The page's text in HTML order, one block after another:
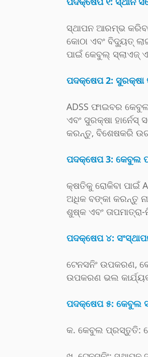
ସ୍ଥାପନ ଆରମ୍ଭ
କୋଠା ଏବଂ ବିଦ୍ୟୁତ୍
ପାଇଁ କେବୁଲ୍ ସ୍ଲାଏଜ୍
ପଦକ୍ଷେପ 2: ସୁରକ୍ଷା
ADSS ଫାଇବର
ଏବଂ ସୁରକ୍ଷା
କରନ୍ତୁ, ବିଶେଷକରି
ପଦକ୍ଷେପ 3: କେବୁଲ
କ୍ଷତିକୁ ରୋକିବା ପାଇଁ
ଅଧିକ ବଙ୍କା କରନ୍ତୁ
ଶୁଷ୍କ ଏବଂ
ପଦକ୍ଷେପ ୪:
ଟେନସନିଂ ଉପକରଣ,
ଉପକରଣ ଭଲ
ପଦକ୍ଷେପ ୫: କେବୁଲ
କ. କେବୁଲ ପ୍ରସ୍ତୁତି: